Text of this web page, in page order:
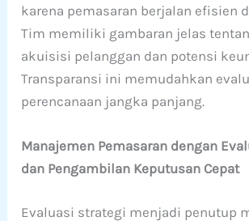
karena pemasaran berjalan efisien
Tim memiliki gambaran jelas
akuisisi pelanggan dan potensi
Transparansi ini memudahkan
perencanaan jangka panjang.
Manajemen Pemasaran dengan
dan Pengambilan Keputusan Cepat
Evaluasi strategi menjadi penutup